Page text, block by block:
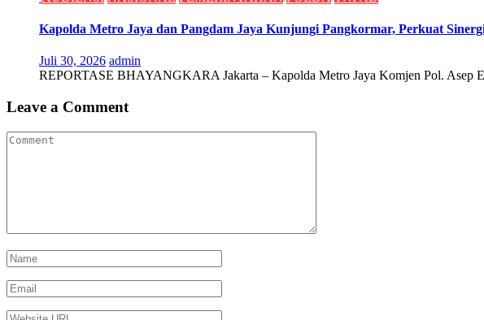
Kapolda Metro Jaya dan Pangdam Jaya Kunjungi Pangkormar, Perkuat
Juli 30, 2026 admin
REPORTASE BHAYANGKARA Jakarta – Kapolda Metro Jaya Komjen Pol. Asep
Leave a Comment